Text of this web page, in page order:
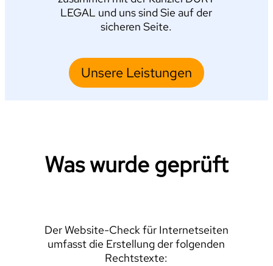
LEGAL und uns sind Sie auf der
sicheren Seite.
Unsere Leistungen
Was wurde geprüft
Der Website-Check für Internetseiten
umfasst die Erstellung der folgenden
Rechtstexte: